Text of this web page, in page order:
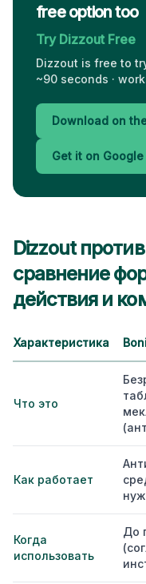
free option too
Try Dizzout Free
Dizzout is free to
~90 seconds ·
Download on
Get it on Google
Dizzout
сравнение
действия и
Характеристика
Что это
Как работает
Когда
использовать
До